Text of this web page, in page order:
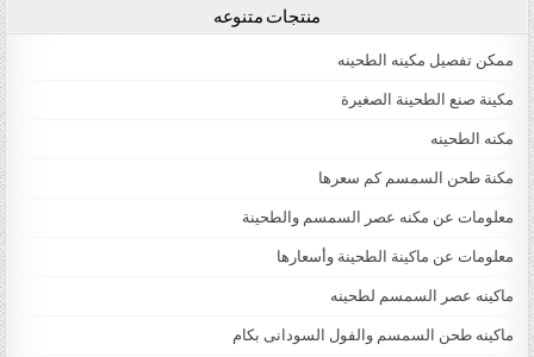
منتجات متنوعه
ممكن تفصيل مكينه الطحينه
مكينة صنع الطحينة الصغيرة
مكنه الطحينه
مكنة طحن السمسم كم سعرها
معلومات عن مكنه عصر السمسم والطحينة
معلومات عن ماكينة الطحينة وأسعارها
ماكينه عصر السمسم لطحينه
ماكينه طحن السمسم والفول السودانى بكام